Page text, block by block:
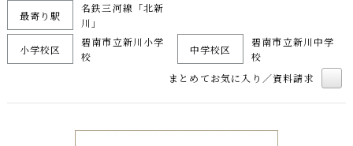
最寄り駅
名鉄三河線「北新
川」
小学校区
碧南市立新川小学
校
中学校区
碧南市立新川中学
校
まとめてお気に入り／資料請求